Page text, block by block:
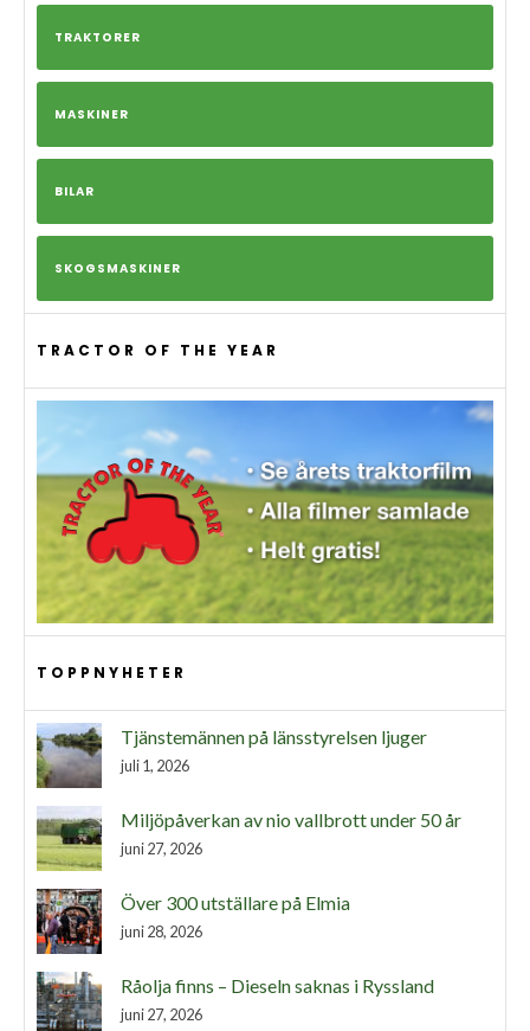
TRAKTORER
MASKINER
BILAR
SKOGSMASKINER
TRACTOR OF THE YEAR
TOPPNYHETER
Tjänstemännen på länsstyrelsen ljuger
juli 1, 2026
Miljöpåverkan av nio vallbrott under 50 år
juni 27, 2026
Över 300 utställare på Elmia
juni 28, 2026
Råolja finns – Dieseln saknas i Ryssland
juni 27, 2026